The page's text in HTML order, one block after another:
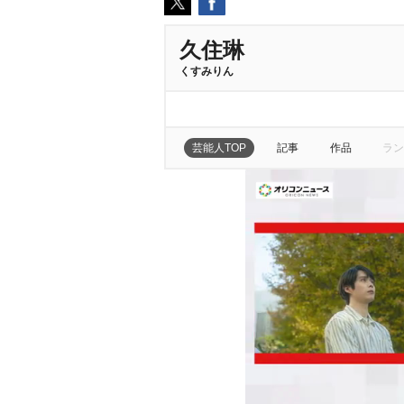
久住琳
くすみりん
芸能人TOP 記事 作品 ラ